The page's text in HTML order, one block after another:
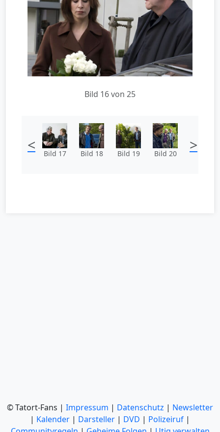
Bild 16 von 25
< Bild 17 Bild 18 Bild 19 Bild 20 >
© Tatort-Fans | Impressum | Datenschutz | Newsletter
| Kalender | Darsteller | DVD | Polizeiruf |